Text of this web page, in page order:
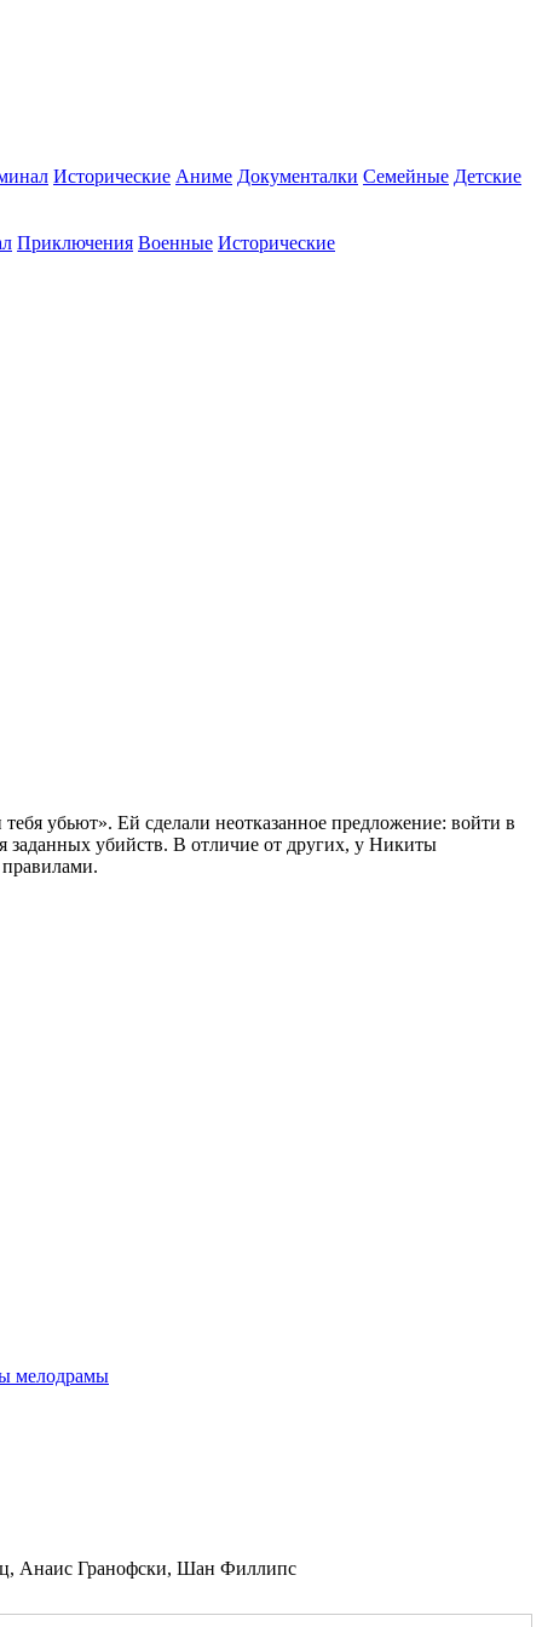
Исторические Аниме Документалки Семейные Детские
Приключения Военные Исторические
убьют». Ей сделали неотказанное предложение: войти в
заданных убийств. В отличие от других, у Никиты
правилами.
мелодрамы
Анаис Гранофски, Шан Филлипс